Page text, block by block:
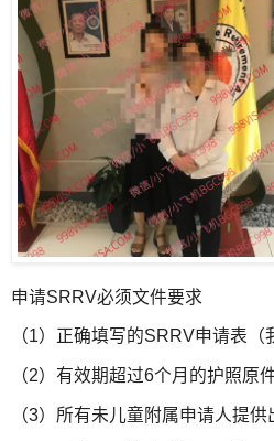
申请SRRV必须文件要求
（1）正确填写的SRRV申请表（
（2）有效期超过6个月的护照原
（3）所有未儿童附属申请人提